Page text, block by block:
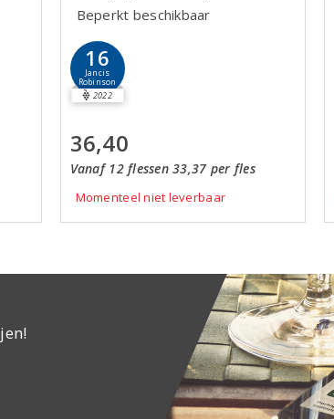
Beperkt beschikbaar
16
Jancis
Robinson
2022
36,40
Vanaf 12 flessen 33,37 per fles
Momenteel niet leverbaar